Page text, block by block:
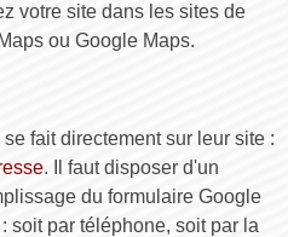
votre site dans les sites de
ou Google Maps.
fait directement sur leur site :
. Il faut disposer d'un
du formulaire Google
soit par téléphone, soit par la